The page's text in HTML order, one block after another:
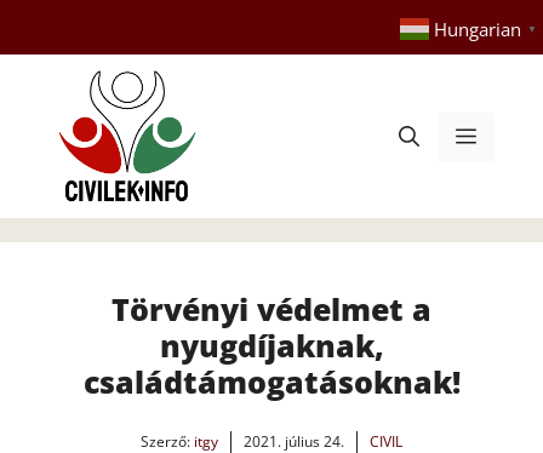
tartalomba
Hungarian ▼
Menü
Törvényi védelmet a
nyugdíjaknak,
családtámogatásoknak!
Szerző: itgy 2021. július 24. CIVIL